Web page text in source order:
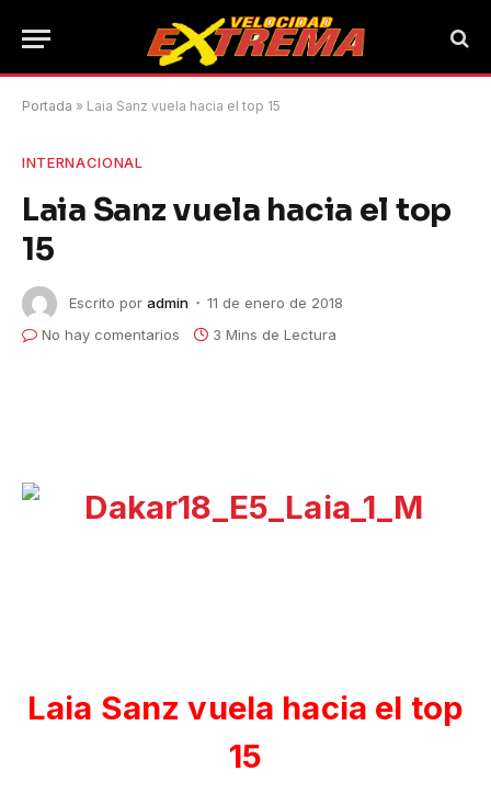
Portada » Laia Sanz vuela hacia el top 15
INTERNACIONAL
Laia Sanz vuela hacia el top
15
Escrito por admin
11 de enero de 2018
No hay comentarios
3 Mins de Lectura
Laia Sanz vuela hacia el top
15